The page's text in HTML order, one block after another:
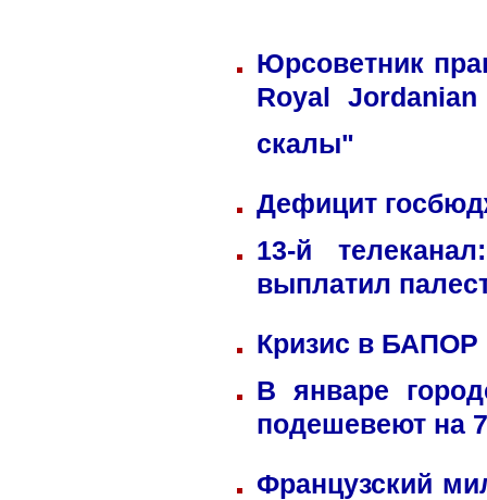
Юрсоветник
Royal
скалы"
Дефицит
13-й
выплатил
Кризис в БАПОР
В январе
подешевеют на
Французский